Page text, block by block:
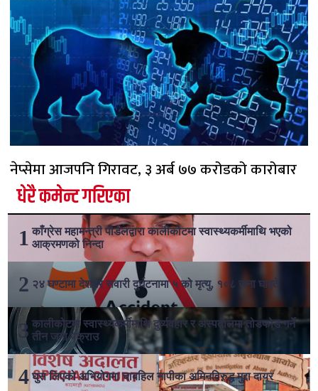
नेप्सेमा आजपनि गिरावट, ३ अर्ब ७७ करोडको कारोबार
धेरै कमेन्ट गरिएका
काँग्रेस महामन्त्री पौडेलद्वारा कालीकोटमा स्वास्थ्यकर्मीमाथि भएको
आक्रमणको निन्दा
२४ घण्टामा देशभर सवारी दुर्घटनामा ५ को मृत्यु, १०८ जना घाइते
कालीकोटमा स्वास्थ्यकर्मीमाथि दुर्व्यवहार र अस्पतालमा तोडफोड गर्ने
तीन जना पक्राउ
घुस लिएको अभियोगमा चाबहिल नापीका अमिनविरुद्ध मुद्दा दायर